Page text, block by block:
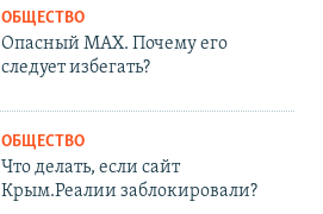
ОБЩЕСТВО
Опасный MAX. Почему его
следует избегать?
ОБЩЕСТВО
Что делать, если сайт
Крым.Реалии заблокировали?